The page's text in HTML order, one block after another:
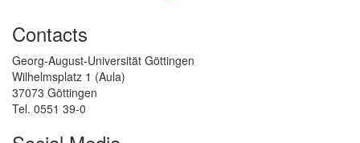
Contacts
Georg-August-Universität Göttingen
Wilhelmsplatz 1 (Aula)
37073 Göttingen
Tel. 0551 39-0